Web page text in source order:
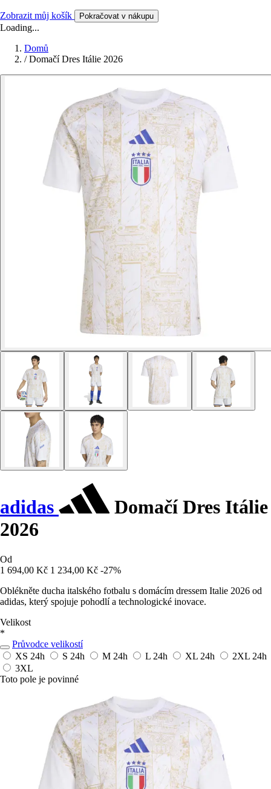
Zobrazit můj košík Pokračovat v nákupu
Loading...
Domů
/ Domačí Dres Itálie 2026
adidas
Domačí Dres Itálie
2026
Od
1 694,00 Kč 1 234,00 Kč -27%
Oblékněte ducha italského fotbalu s domácím dressem Italie 2026 od
adidas, který spojuje pohodlí a technologické inovace.
Velikost
*
Průvodce velikostí
XS 24h S 24h M 24h L 24h XL 24h 2XL 24h
3XL
Toto pole je povinné